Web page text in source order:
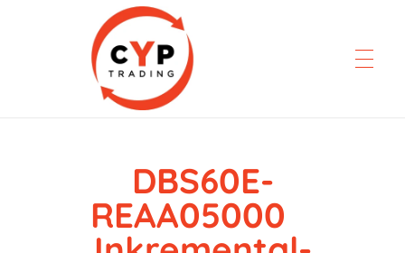
DBS60E-
REAA05000